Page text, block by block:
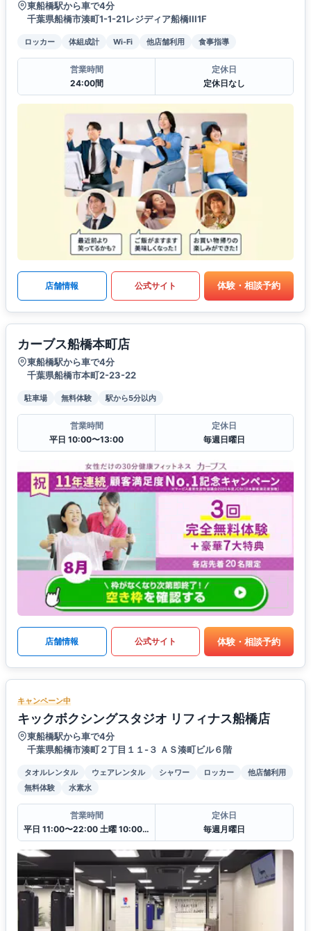
東船橋駅から車で4分
千葉県船橋市湊町1-1-21レジディア船橋III1F
ロッカー 体組成計 Wi-Fi 他店舗利用 食事指導
営業時間
24:00間
定休日
定休日なし
店舗情報 公式サイト 体験・相談予約
カーブス船橋本町店
東船橋駅から車で4分
千葉県船橋市本町2-23-22
駐車場 無料体験 駅から5分以内
営業時間
平日 10:00〜13:00
定休日
毎週日曜日
店舗情報 公式サイト 体験・相談予約
キャンペーン中
キックボクシングスタジオ リフィナス船橋店
東船橋駅から車で4分
千葉県船橋市湊町２丁目１１-３ ＡＳ湊町ビル６階
タオルレンタル ウェアレンタル シャワー ロッカー
他店舗利用
無料体験
水素水
営業時間
平日 11:00〜22:00 土曜 10:00〜20:00 日・祝 10:00〜18:00
定休日
毎週月曜日